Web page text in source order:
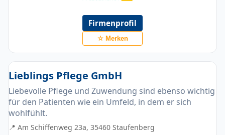
Firmenprofil
☆ Merken
Lieblings Pflege GmbH
Liebevolle Pflege und Zuwendung sind ebenso wichtig
für den Patienten wie ein Umfeld, in dem er sich
wohlfühlt.
📍 Am Schiffenweg 23a, 35460 Staufenberg